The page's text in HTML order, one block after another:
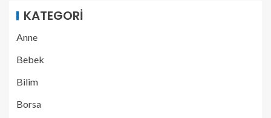
KATEGORI
Anne
Bebek
Bilim
Borsa